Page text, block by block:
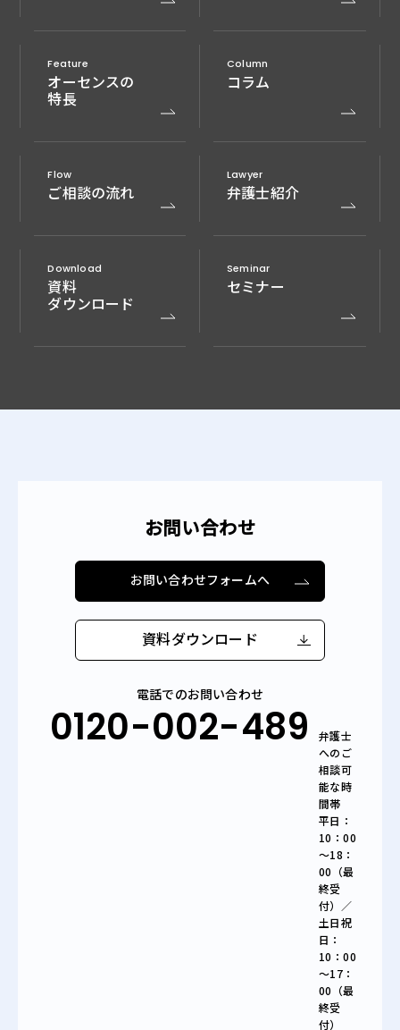
Feature
オーセンスの
特長
Column
コラム
Flow
ご相談の流れ
Lawyer
弁護士紹介
Download
資料
ダウンロード
Seminar
セミナー
お問い合わせ
お問い合わせフォームへ
資料ダウンロード
電話でのお問い合わせ
0120-002-489
弁護士
へのご
相談可
能な時
間帯
平日：
10：00
～18：
00（最
終受
付）／
土日祝
日：
10：00
～17：
00（最
終受
付）